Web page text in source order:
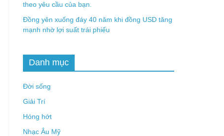
theo yêu cầu của bạn.
Đồng yên xuống đáy 40 năm khi đồng USD tăng
mạnh nhờ lợi suất trái phiếu
Danh mục
Đời sống
Giải Trí
Hóng hớt
Nhạc Âu Mỹ